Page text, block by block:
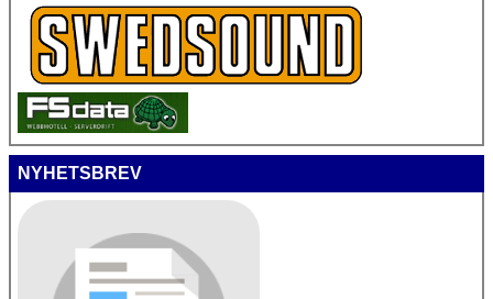
NYHETSBREV